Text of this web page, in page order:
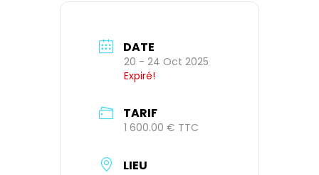
DATE
20 - 24 Oct 2025
Expiré!
TARIF
1 600.00 € TTC
LIEU